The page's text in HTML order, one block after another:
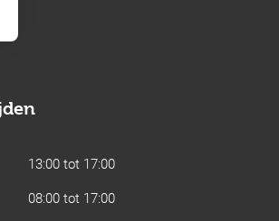
13:00 tot 17:00
08:00 tot 17:00